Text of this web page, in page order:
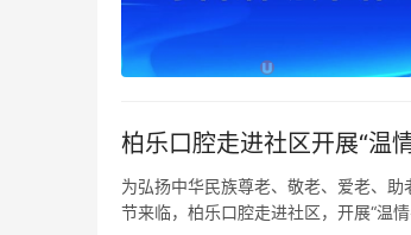
柏乐口腔走进社区开展“温
为弘扬中华民族尊老、敬老、爱老、
节来临，柏乐口腔走进社区，开展“